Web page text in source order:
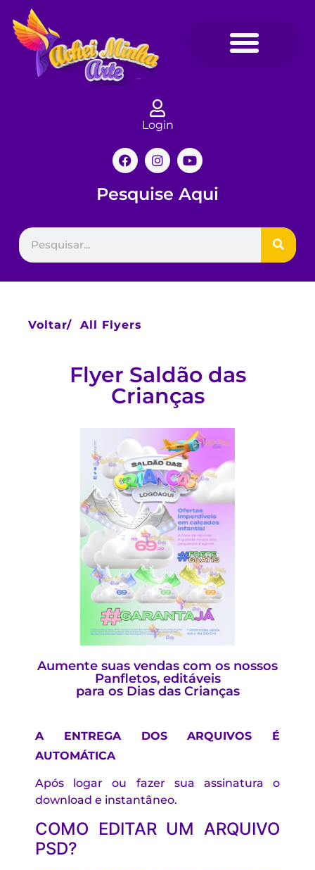
Login
Pesquise Aqui
Voltar/ All Flyers
Flyer Saldão das
Crianças
Aumente suas vendas com os nossos
Panfletos, editáveis
para os Dias das Crianças
A ENTREGA DOS ARQUIVOS É
AUTOMÁTICA
Após logar ou fazer sua assinatura o
download e instantâneo.
COMO EDITAR UM ARQUIVO
PSD?